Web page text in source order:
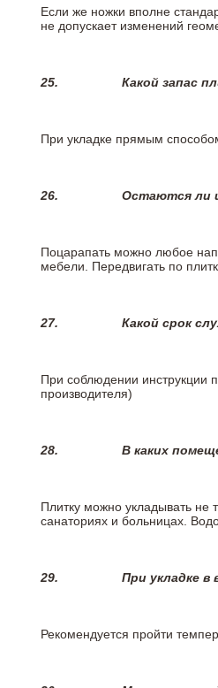
Если же ножки вполне
не допускает изменений
25. Какой запас
При укладке прямым
26. Остаются ли
Поцарапать можно любое
мебели. Передвигать по
27. Какой срок
При соблюдении инструкции
производителя)
28. В каких
Плитку можно укладывать не
санаториях и больницах.
29. При укладке в
Рекомендуется пройти